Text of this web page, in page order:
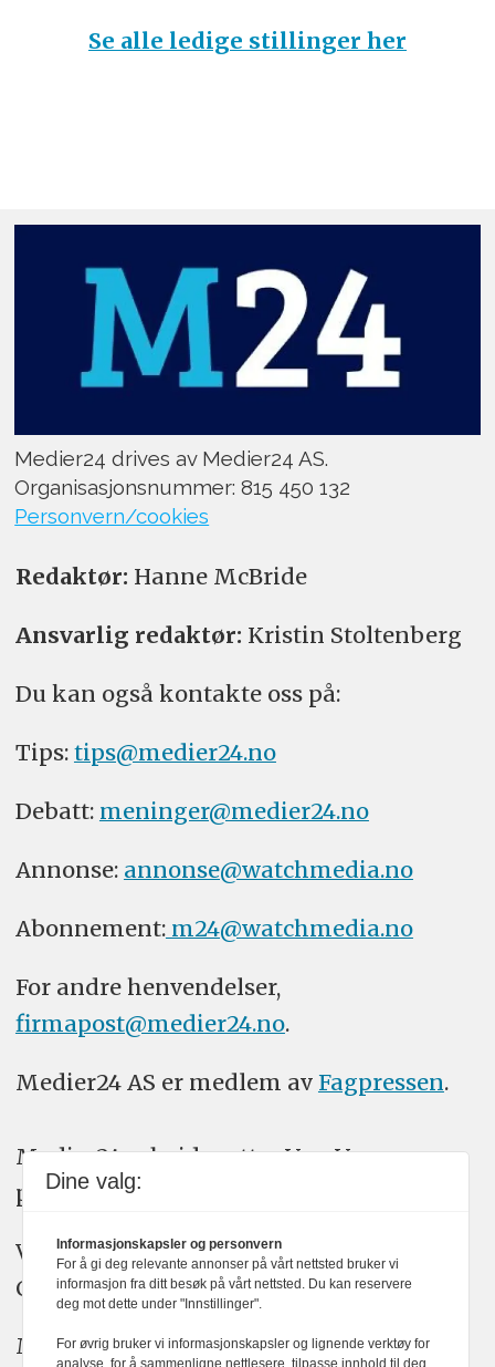
Se alle ledige stillinger her
Medier24 drives av Medier24 AS.
Organisasjonsnummer: 815 450 132
Personvern/cookies
Redaktør: Hanne McBride
Ansvarlig redaktør: Kristin Stoltenberg
Du kan også kontakte oss på:
Tips: tips@medier24.no
Debatt: meninger@medier24.no
Annonse: annonse@watchmedia.no
Abonnement:m24@watchmedia.no
For andre henvendelser,
firmapost@medier24.no.
Medier24 AS er medlem av Fagpressen.
Medier24 arbeider etter Vær Varsom-
plakatens regler for god presseskikk.
Vi bruker KI-verktøy som ChatGPT,
Claude, og Gemini i journalistikken vår.
Medier24s redaksjon har alltid det fulle
Dine valg:
Informasjonskapsler og personvern
For å gi deg relevante annonser på vårt nettsted bruker vi
informasjon fra ditt besøk på vårt nettsted. Du kan reservere
deg mot dette under "Innstillinger".
For øvrig bruker vi informasjonskapsler og lignende verktøy for
analyse, for å sammenligne nettlesere, tilpasse innhold til deg